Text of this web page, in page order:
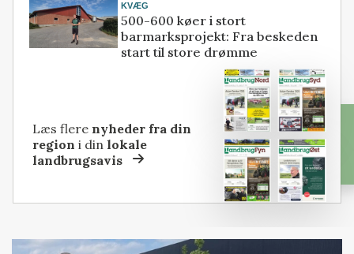
KVÆG
500-600 køer i stort
barmarksprojekt: Fra beskeden
start til store drømme
Læs flere nyheder fra din
region i dinlokale
landbrugsavis